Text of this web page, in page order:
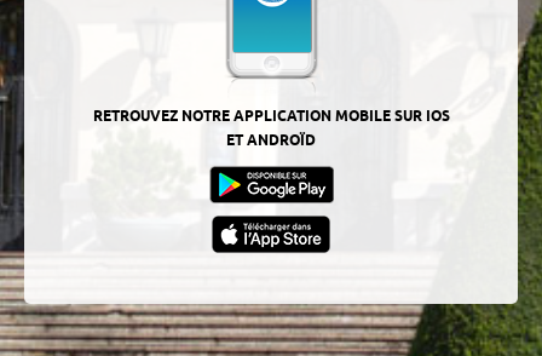
RETROUVEZ NOTRE APPLICATION MOBILE SUR IOS
ET ANDROÏD